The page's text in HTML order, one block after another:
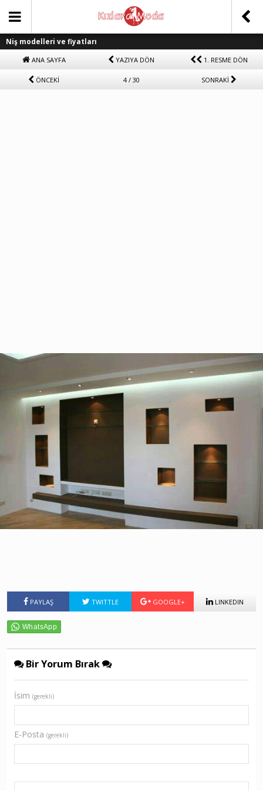
Niş modelleri ve fiyatları
ANA SAYFA YAZIYA DÖN 1. RESME DÖN
ÖNCEKİ 4 / 30 SONRAKİ
PAYLAŞ TWITTLE GOOGLE+ LINKEDIN
Bir Yorum Bırak
İsim (gerekli)
E-Posta (gerekli)